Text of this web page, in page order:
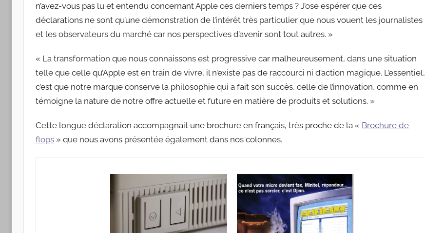
n’avez-vous pas lu et entendu concernant Apple ces derniers temps ? J’ose espérer que ces
déclarations ne sont qu’une démonstration de l’intérêt très particulier que nous vouent les journalistes
et les observateurs du marché car nos perspectives d’avenir sont tout autres. »
« La transformation que nous connaissons est progressive car malheureusement, dans une situation
telle que celle qu’Apple est en train de vivre, il n’existe pas de raccourci ni d’action magique. L’essentiel,
c’est que notre marque conserve la philosophie qui a fait son succès, celle de l’innovation, comme en
témoigne la nature de notre offre actuelle et future en matière de produits et solutions. »
Cette longue déclaration accompagnait une brochure en français, très proche de la « Brochure de
flops » que nous avons présentée également dans nos colonnes.